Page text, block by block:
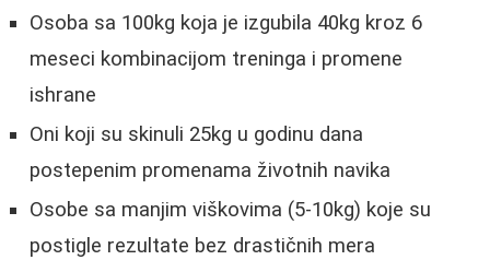
Osoba sa 100kg koja je izgubila 40kg kroz 6
meseci kombinacijom treninga i promene
ishrane
Oni koji su skinuli 25kg u godinu dana
postepenim promenama životnih navika
Osobe sa manjim viškovima (5-10kg) koje su
postigle rezultate bez drastičnih mera